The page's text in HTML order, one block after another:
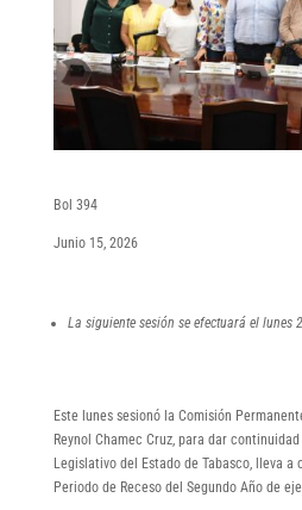
Bol 394
Junio 15, 2026
La siguiente sesión se efectuará el lunes
Este lunes sesionó la Comisión
Reynol Chamec Cruz, para dar
Legislativo del Estado de Tabasco, lleva a
Periodo de Receso del Segundo Año de